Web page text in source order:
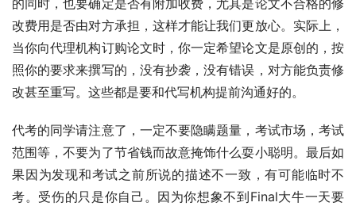
的同时，也要确定是否有附加收费，尤其是论文不合格的修
改费用是否由对方承担，这样才能让我们更放心。实际上，
当你向代理机构订购论文时，你一定希望论文是原创的，按
照你的要求来撰写的，没有抄袭，没有错误，对方能负责修
改甚至重写。这些都是要和代写机构提前沟通好的。
代考的同学请注意了，一定不要隐瞒题量，考试市场，考试
范围等，不要为了节省钱而故意掩饰什么耍小聪明。最后如
果因为发现和考试之前所说的描述不一致，有可能临时不
考。受伤的只是你自己。因为你想象不到Final大牛一天要